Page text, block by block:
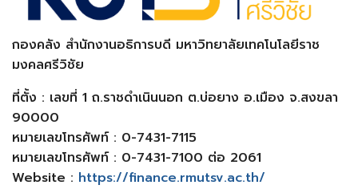
กองคลัง สำนักงานอธิการบดี มหาวิทยาลัยเทคโนโลยีราช
มงคลศรีวิชัย
ที่ตั้ง : เลขที่ 1 ถ.ราชดำเนินนอก ต.บ่อยาง อ.เมือง จ.สงขลา
90000
หมายเลขโทรศัพท์ : 0-7431-7115
หมายเลขโทรศัพท์ : 0-7431-7100 ต่อ 2061
Website : https://finance.rmutsv.ac.th/